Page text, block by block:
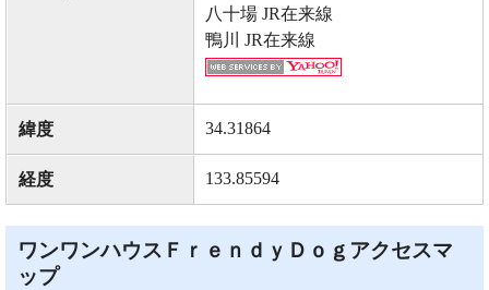
八十場 JR在来線
鴨川 JR在来線
緯度 34.31864
経度 133.85594
ワンワンハウスＦｒｅｎｄｙＤｏｇアクセスマ
ップ